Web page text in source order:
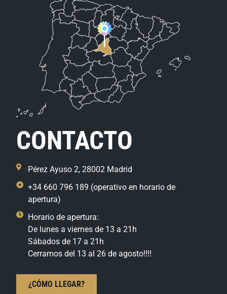
CONTACTO
Pérez Ayuso 2, 28002 Madrid
+34 660 796 189 (operativo en horario de
apertura)
Horario de apertura:
De lunes a viernes de 13 a 21h
Sábados de 17 a 21h
Cerramos del 13 al 26 de agosto!!!!
¿CÓMO LLEGAR?